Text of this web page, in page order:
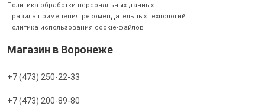
Политика обработки персональных данных
Правила применения рекомендательных технологий
Политика использования cookie-файлов
Магазин в Воронеже
+7 (473) 250-22-33
+7 (473) 200-89-80